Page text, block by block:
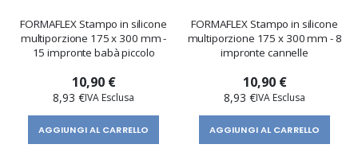
FORMAFLEX Stampo in silicone
multiporzione 175 x 300 mm -
15 impronte babà piccolo
10,90 €
8,93 €
AGGIUNGI AL CARRELLO
FORMAFLEX Stampo in silicone
multiporzione 175 x 300 mm - 8
impronte cannelle
10,90 €
8,93 €
AGGIUNGI AL CARRELLO